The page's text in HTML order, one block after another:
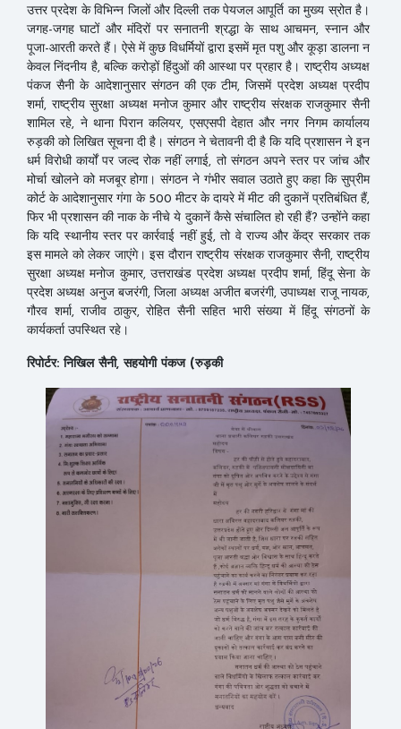
उत्तर प्रदेश के विभिन्न जिलों और दिल्ली तक पेयजल आपूर्ति का मुख्य स्रोत है।
जगह-जगह घाटों और मंदिरों पर सनातनी श्रद्धा के साथ आचमन, स्नान और
पूजा-आरती करते हैं। ऐसे में कुछ विधर्मियों द्वारा इसमें मृत पशु और कूड़ा डालना न
केवल निंदनीय है, बल्कि करोड़ों हिंदुओं की आस्था पर प्रहार है। राष्ट्रीय अध्यक्ष
पंकज सैनी के आदेशानुसार संगठन की एक टीम, जिसमें प्रदेश अध्यक्ष प्रदीप
शर्मा, राष्ट्रीय सुरक्षा अध्यक्ष मनोज कुमार और राष्ट्रीय संरक्षक राजकुमार सैनी
शामिल रहे, ने थाना पिरान कलियर, एसएसपी देहात और नगर निगम कार्यालय
रुड़की को लिखित सूचना दी है। संगठन ने चेतावनी दी है कि यदि प्रशासन ने इन
धर्म विरोधी कार्यों पर जल्द रोक नहीं लगाई, तो संगठन अपने स्तर पर जांच और
मोर्चा खोलने को मजबूर होगा। संगठन ने गंभीर सवाल उठाते हुए कहा कि सुप्रीम
कोर्ट के आदेशानुसार गंगा के 500 मीटर के दायरे में मीट की दुकानें प्रतिबंधित हैं,
फिर भी प्रशासन की नाक के नीचे ये दुकानें कैसे संचालित हो रही हैं? उन्होंने कहा
कि यदि स्थानीय स्तर पर कार्रवाई नहीं हुई, तो वे राज्य और केंद्र सरकार तक
इस मामले को लेकर जाएंगे। इस दौरान राष्ट्रीय संरक्षक राजकुमार सैनी, राष्ट्रीय
सुरक्षा अध्यक्ष मनोज कुमार, उत्तराखंड प्रदेश अध्यक्ष प्रदीप शर्मा, हिंदू सेना के
प्रदेश अध्यक्ष अनुज बजरंगी, जिला अध्यक्ष अजीत बजरंगी, उपाध्यक्ष राजू नायक,
गौरव शर्मा, राजीव ठाकुर, रोहित सैनी सहित भारी संख्या में हिंदू संगठनों के
कार्यकर्ता उपस्थित रहे।
रिपोर्टर: निखिल सैनी, सहयोगी पंकज (रुड़की